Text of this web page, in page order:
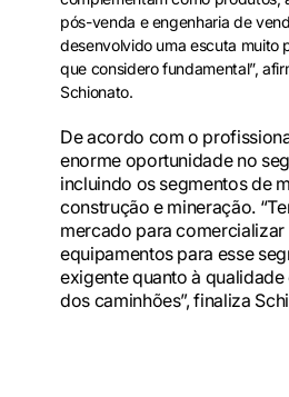
pós-venda e engenharia de
desenvolvido uma escuta muito
que considero fundamental”,
Schionato.
De acordo com o
enorme oportunidade no
incluindo os segmentos de
construção e mineração.
mercado para comercializar
equipamentos para esse
exigente quanto à
dos caminhões”, finaliza